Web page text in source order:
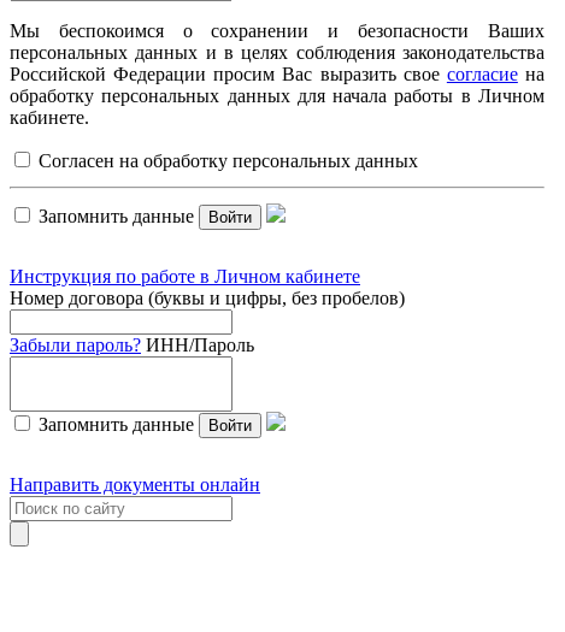
Мы беспокоимся о сохранении и безопасности Ваших
персональных данных и в целях соблюдения законодательства
Российской Федерации просим Вас выразить свое согласиена
обработку персональных данных для начала работы в Личном
кабинете.
Согласен на обработку персональных данных
Запомнить данные Войти
Инструкция по работе в Личном кабинете
Номер договора (буквы и цифры, без пробелов)
Забыли пароль? ИНН/Пароль
Запомнить данные Войти
Направить документы онлайн